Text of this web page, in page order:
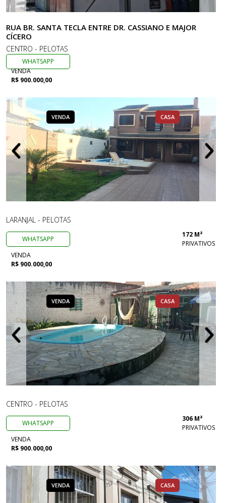
RUA BR. SANTA TECLA ENTRE DR. CASSIANO E MAJOR
CÍCERO
CENTRO - PELOTAS
WHATSAPP
VENDA
R$ 900.000,00
VENDA CASA
LARANJAL - PELOTAS
WHATSAPP
172 M²
PRIVATIVOS
VENDA
R$ 900.000,00
VENDA CASA
CENTRO - PELOTAS
WHATSAPP
306 M²
PRIVATIVOS
VENDA
R$ 900.000,00
VENDA CASA